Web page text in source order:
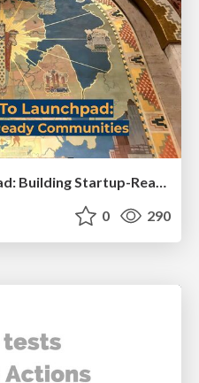
From Legacy to Launchpad: Building Startup-Ready Communities
0 290